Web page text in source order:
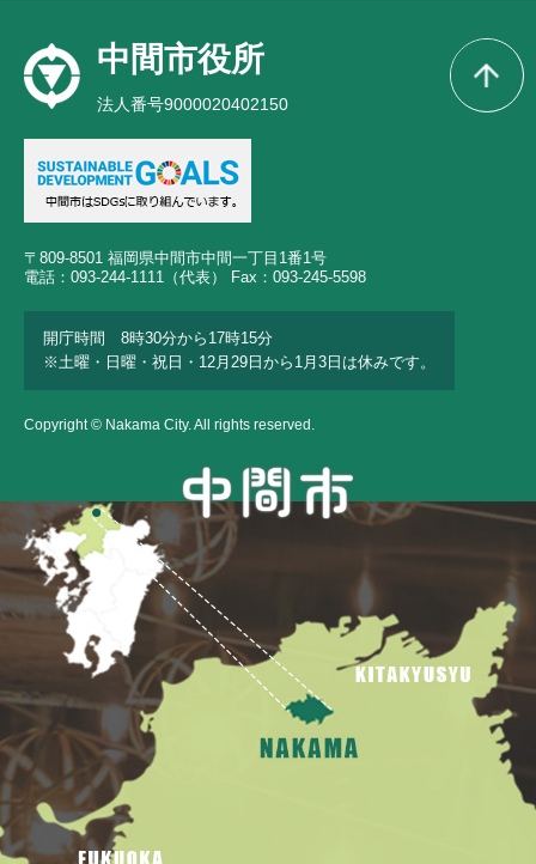
中間市役所
法人番号9000020402150
〒809-8501 福岡県中間市中間一丁目1番1号
電話：093-244-1111（代表） Fax：093-245-5598
開庁時間 8時30分から17時15分
※土曜・日曜・祝日・12月29日から1月3日は休みです。
Copyright © Nakama City. All rights reserved.